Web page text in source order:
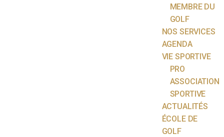
MEMBRE DU
GOLF
NOS SERVICES
AGENDA
VIE SPORTIVE
PRO
ASSOCIATION
SPORTIVE
ACTUALITÉS
ÉCOLE DE
GOLF